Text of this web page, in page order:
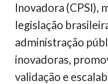
Inovadora (CPSI),
legislação
administração
inovadoras,
validação e